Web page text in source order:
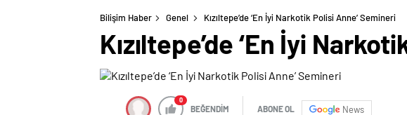
Bilişim Haber Genel Kızıltepe’de ‘En İyi Narkotik Polisi Anne’ Semineri
Kızıltepe’de ‘En İyi
0
BEĞENDİM ABONE OL News